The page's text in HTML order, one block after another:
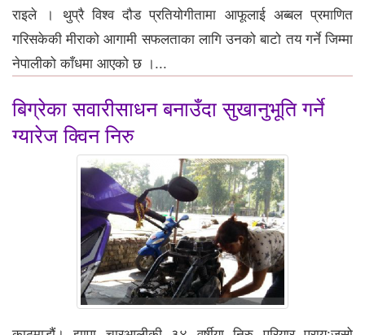
राइले । थुप्रै विश्व दौड प्रतियोगीतामा आफूलाई अब्बल प्रमाणित
गरिसकेकी मीराको आगामी सफलताका लागि उनको बाटो तय गर्ने जिम्मा
नेपालीको काँधमा आएको छ ।...
बिग्रेका सवारीसाधन बनाउँदा सुखानुभूति गर्ने
ग्यारेज क्विन निरु